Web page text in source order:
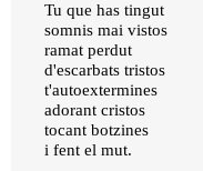
Tu que has tingut
somnis mai vistos
ramat perdut
d'escarbats tristos
t'autoextermines
adorant cristos
tocant botzines
i fent el mut.